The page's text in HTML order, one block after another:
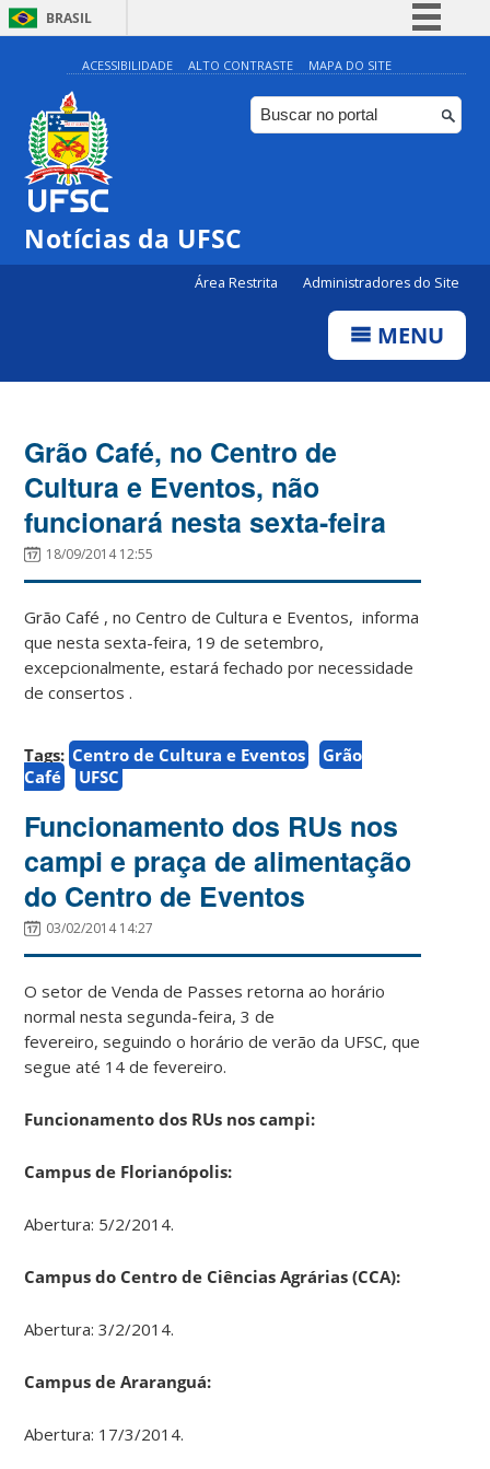
BRASIL
Simplifique!
Comunica BR
Participe
ACESSIBILIDADE ALTO CONTRASTE MAPA DO SITE
Notícias da UFSC
Área Restrita Administradores do Site
MENU
Grão Café, no Centro de
Cultura e Eventos, não
funcionará nesta sexta-feira
18/09/2014 12:55
Grão Café , no Centro de Cultura e Eventos, informa
que nesta sexta-feira, 19 de setembro,
excepcionalmente, estará fechado por necessidade
de consertos .
Tags: Centro de Cultura e Eventos
Grão
Café
UFSC
Funcionamento dos RUs nos
campi e praça de alimentação
do Centro de Eventos
03/02/2014 14:27
O setor de Venda de Passes retorna ao horário
normal nesta segunda-feira, 3 de
fevereiro, seguindo o horário de verão da UFSC, que
segue até 14 de fevereiro.
Funcionamento dos RUs nos campi:
Campus de Florianópolis:
Abertura: 5/2/2014.
Campus do Centro de Ciências Agrárias (CCA):
Abertura: 3/2/2014.
Campus de Araranguá:
Abertura: 17/3/2014.